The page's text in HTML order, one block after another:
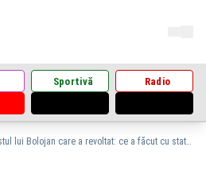
Sportivă Radio
Gestul lui Bolojan care a revoltat: ce a făcut cu statuile românești din Oradea?